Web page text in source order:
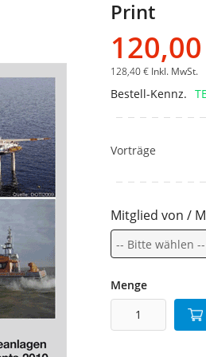
Bildgalerie
Print
128,40 € Inkl. MwSt.
Bestell-Kennz.
Vorträge
Mitglied von /
Menge